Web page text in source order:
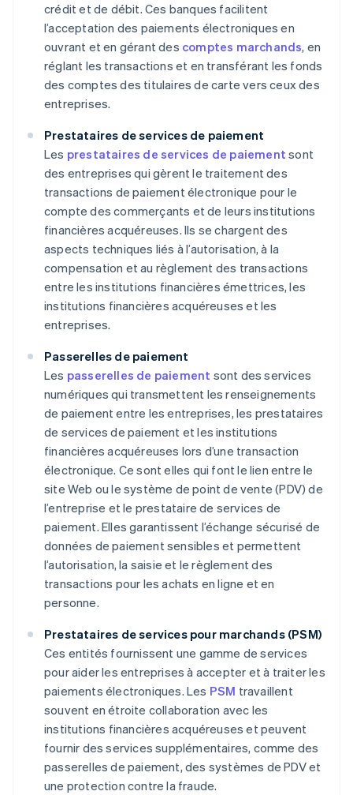
crédit et de débit. Ces banques facilitent
l’acceptation des paiements électroniques en
ouvrant et en gérant des comptes marchands, en
réglant les transactions et en transférant les fonds
des comptes des titulaires de carte vers ceux des
entreprises.
Prestataires de services de paiement
Les prestataires de services de paiement sont
des entreprises qui gèrent le traitement des
transactions de paiement électronique pour le
compte des commerçants et de leurs institutions
financières acquéreuses. Ils se chargent des
aspects techniques liés à l’autorisation, à la
compensation et au règlement des transactions
entre les institutions financières émettrices, les
institutions financières acquéreuses et les
entreprises.
Passerelles de paiement
Les passerelles de paiement sont des services
numériques qui transmettent les renseignements
de paiement entre les entreprises, les prestataires
de services de paiement et les institutions
financières acquéreuses lors d’une transaction
électronique. Ce sont elles qui font le lien entre le
site Web ou le système de point de vente (PDV) de
l’entreprise et le prestataire de services de
paiement. Elles garantissent l’échange sécurisé de
données de paiement sensibles et permettent
l’autorisation, la saisie et le règlement des
transactions pour les achats en ligne et en
personne.
Prestataires de services pour marchands (PSM)
Ces entités fournissent une gamme de services
pour aider les entreprises à accepter et à traiter les
paiements électroniques. Les PSM travaillent
souvent en étroite collaboration avec les
institutions financières acquéreuses et peuvent
fournir des services supplémentaires, comme des
passerelles de paiement, des systèmes de PDV et
une protection contre la fraude.